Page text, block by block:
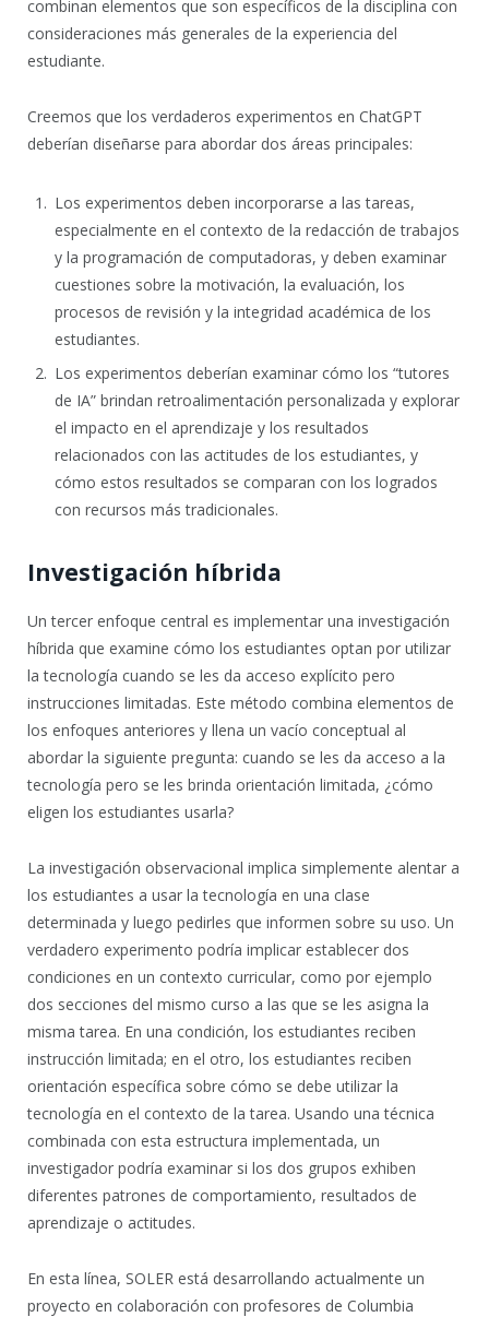
combinan elementos que son específicos de la disciplina con
consideraciones más generales de la experiencia del
estudiante.
Creemos que los verdaderos experimentos en ChatGPT
deberían diseñarse para abordar dos áreas principales:
Los experimentos deben incorporarse a las tareas,
especialmente en el contexto de la redacción de trabajos
y la programación de computadoras, y deben examinar
cuestiones sobre la motivación, la evaluación, los
procesos de revisión y la integridad académica de los
estudiantes.
Los experimentos deberían examinar cómo los “tutores
de IA” brindan retroalimentación personalizada y explorar
el impacto en el aprendizaje y los resultados
relacionados con las actitudes de los estudiantes, y
cómo estos resultados se comparan con los logrados
con recursos más tradicionales.
Investigación híbrida
Un tercer enfoque central es implementar una investigación
híbrida que examine cómo los estudiantes optan por utilizar
la tecnología cuando se les da acceso explícito pero
instrucciones limitadas. Este método combina elementos de
los enfoques anteriores y llena un vacío conceptual al
abordar la siguiente pregunta: cuando se les da acceso a la
tecnología pero se les brinda orientación limitada, ¿cómo
eligen los estudiantes usarla?
La investigación observacional implica simplemente alentar a
los estudiantes a usar la tecnología en una clase
determinada y luego pedirles que informen sobre su uso. Un
verdadero experimento podría implicar establecer dos
condiciones en un contexto curricular, como por ejemplo
dos secciones del mismo curso a las que se les asigna la
misma tarea. En una condición, los estudiantes reciben
instrucción limitada; en el otro, los estudiantes reciben
orientación específica sobre cómo se debe utilizar la
tecnología en el contexto de la tarea. Usando una técnica
combinada con esta estructura implementada, un
investigador podría examinar si los dos grupos exhiben
diferentes patrones de comportamiento, resultados de
aprendizaje o actitudes.
En esta línea, SOLER está desarrollando actualmente un
proyecto en colaboración con profesores de Columbia